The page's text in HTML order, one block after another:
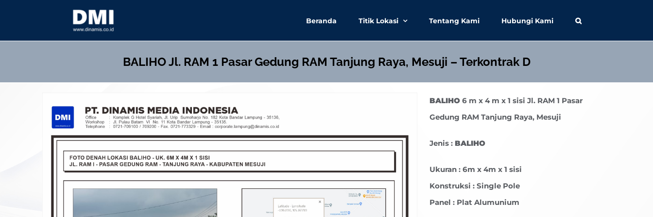
content
Beranda Titik Lokasi Tentang Kami Hubungi Kami
BALIHOJl. RAM 1 Pasar Gedung RAM Tanjung Raya, Mesuji – Terkontrak D
BALIHO6 m x 4 m x 1 sisi Jl. RAM 1 Pasar
Gedung RAM Tanjung Raya, Mesuji
Jenis : BALIHO
Ukuran : 6m x 4m x 1 sisi
Konstruksi : Single Pole
Panel : Plat Alumunium